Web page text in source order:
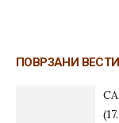
ПОВРЗАНИ ВЕСТИ